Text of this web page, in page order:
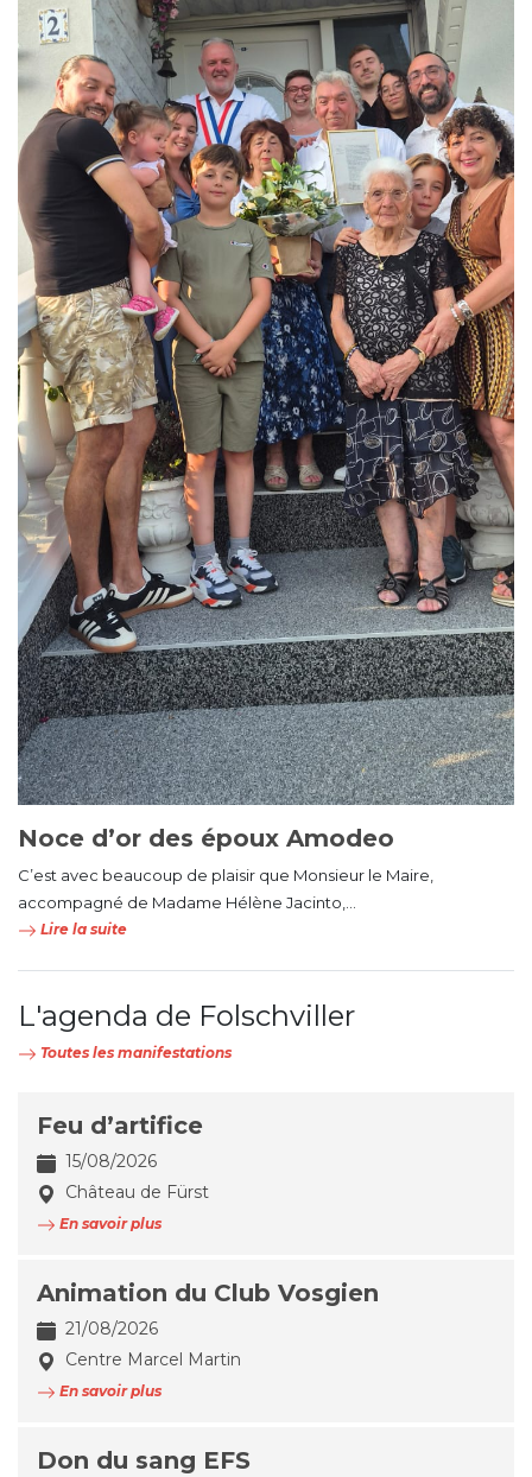
Noce d’or des époux Amodeo
C’est avec beaucoup de plaisir que Monsieur le Maire,
accompagné de Madame Hélène Jacinto,...
Lire la suite
L'agenda de Folschviller
Toutes les manifestations
Feu d’artifice
15/08/2026
Château de Fürst
En savoir plus
Animation du Club Vosgien
21/08/2026
Centre Marcel Martin
En savoir plus
Don du sang EFS